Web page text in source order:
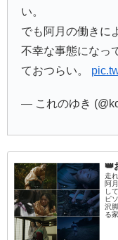
い。
でも阿月の働きに
不幸な事態になっ
ておつらい。
— これのゆき
️️️👑
走
阿
し
ピ
沢
る